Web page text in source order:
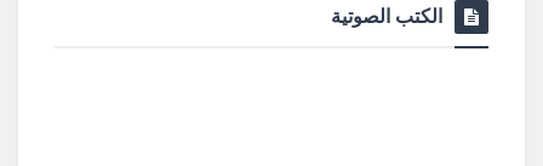
الكتب الصوتية